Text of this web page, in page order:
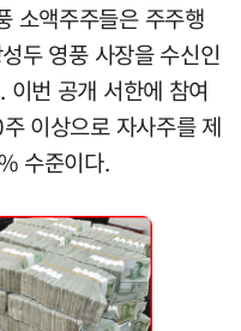
소액주주들은 주주행
두 영풍 사장을 수신인
이번 공개 서한에 참여
이상으로 자사주를 제
수준이다.